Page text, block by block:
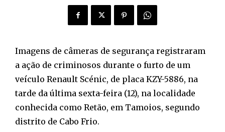
Imagens de câmeras de segurança registraram
a ação de criminosos durante o furto de um
veículo Renault Scénic, de placa KZY-5886, na
tarde da última sexta-feira (12), na localidade
conhecida como Retão, em Tamoios, segundo
distrito de Cabo Frio.